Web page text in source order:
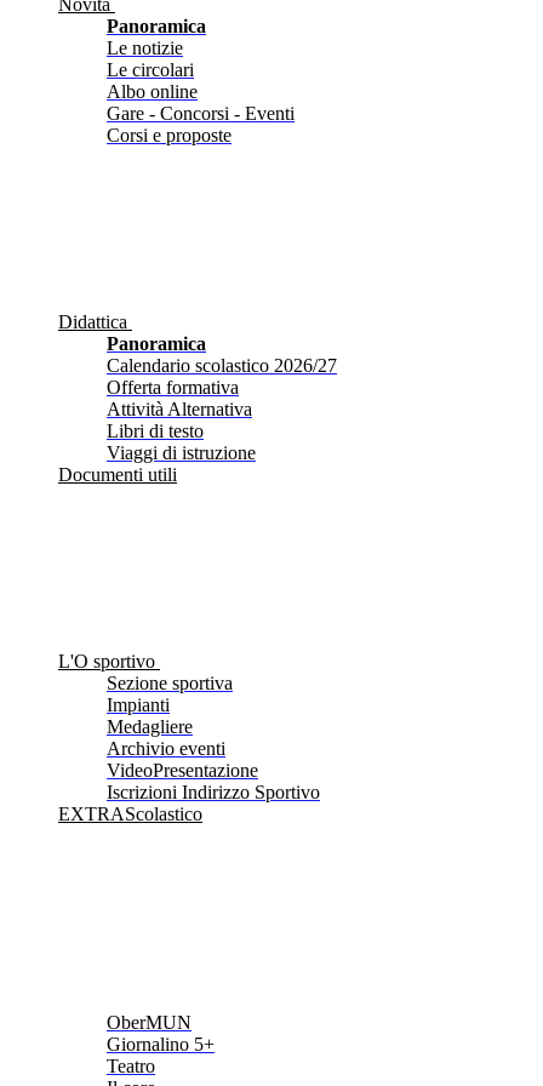
Novità
Panoramica
Le notizie
Le circolari
Albo online
Gare - Concorsi - Eventi
Corsi e proposte
Didattica
Panoramica
Calendario scolastico 2026/27
Offerta formativa
Attività Alternativa
Libri di testo
Viaggi di istruzione
Documenti utili
L'O sportivo
Sezione sportiva
Impianti
Medagliere
Archivio eventi
VideoPresentazione
Iscrizioni Indirizzo Sportivo
EXTRAScolastico
OberMUN
Giornalino 5+
Teatro